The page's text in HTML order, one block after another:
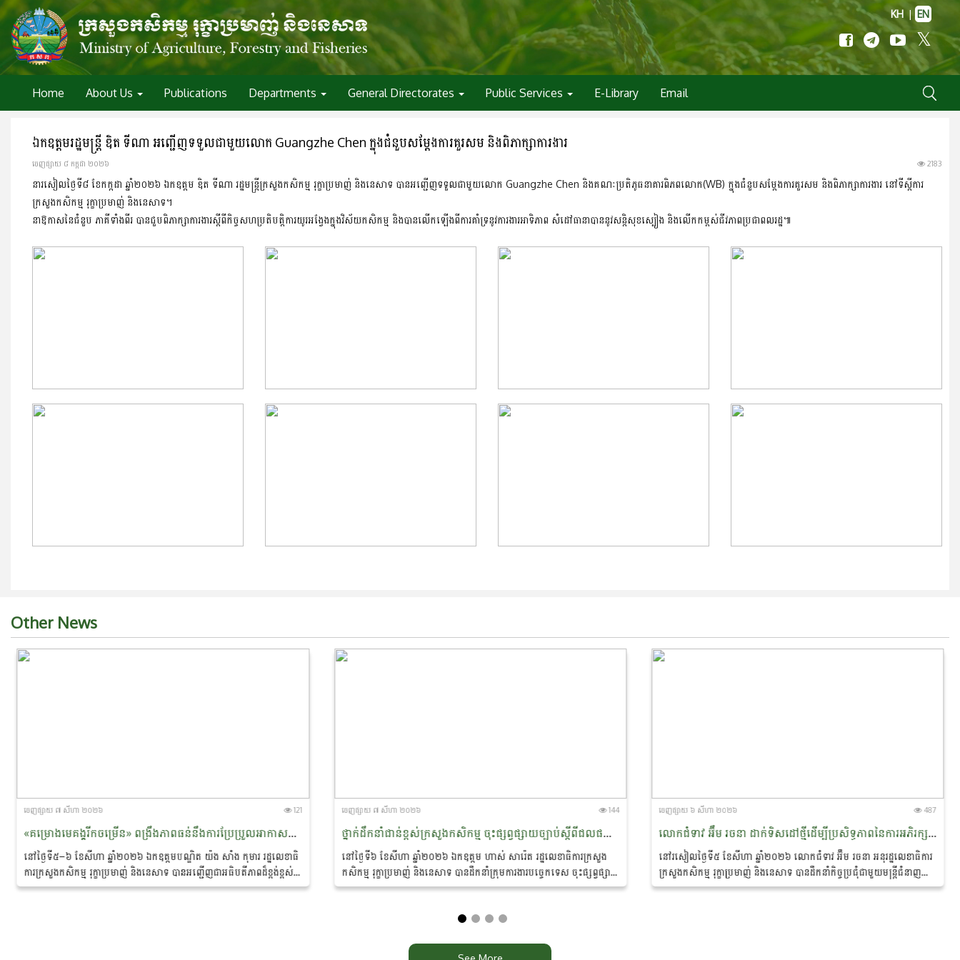
KH | EN
Home About Us Publications Departments General Directorates Public Services E-Library Email
ឯកឧត្តមរដ្ឋមន្រ្តី ឌិត​ ទីណា​ អញ្ជើញទទួលជាមួយលោក Guangzhe Chen ក្នុងជំនួបសម្តែងការគួរសម​ និងពិភាក្សាការងារ
ចេញ​ផ្សាយ​ ៨ កក្កដា ២០២៦ 2183
នារសៀលថ្ងៃទី៨​ ខែកក្កដា​ ឆ្នាំ២០២៦​ ឯកឧត្តម ឌិត​ ទីណា​ រដ្ឋមន្រ្តី​ក្រសួងកសិកម្ម​ រុក្ខាប្រមាញ់​ និងនេសាទ​ បានអញ្ជើញទទួលជាមួយលោក Guangzhe Chen និងគណៈប្រតិភូធនាគារពិភពលោក(WB) ក្នុងជំនួបសម្តែងការគួរសម​ និងពិភាក្សាការងារ​ នៅទីស្តីការ
ក្រសួងកសិកម្ម​ រុក្ខាប្រមាញ់​ និងនេសាទ។
នាឱកាសនៃជំនួប​ ភាគីទាំងពីរ​ បានជួបពិភាក្សាការងារស្តីពីកិច្ចសហប្រតិបត្តិការយូរអង្វែង​ក្នុងវិស័យកសិកម្ម​ និងបានលើកឡើងពីការគាំទ្រ​នូវការងារអាទិភាព​ សំដៅធានាបាននូវសន្តិសុខស្បៀង​ និងលើកកម្ពស់ជីវភាពប្រជាពលរដ្ឋ​៕
Other News
ចេញ​ផ្សាយ​ ៧ សីហា ២០២៦ 121
«គម្រោងមេគង្គរីកចម្រើន» ពង្រឹងភាពធន់នឹងការប្រែប្រួល​អាកាស​​ធាតុ និងលើកកម្ពស់ជីវភាពសហគមន៍ជនជាតិភាគតិច នៅខេត្តរតនគិរី និងមណ្ឌលគិរី
នៅថ្ងៃទី៥–៦ ខែសីហា ឆ្នាំ២០២៦ ឯកឧត្ដមបណ្ឌិត យ៉ង សាំង កុមារ រដ្ឋលេខាធិ
ការក្រសួងកសិកម្ម រុក្ខាប្រមាញ់ និងនេសាទ បាន​អញ្ជើញជាអធិបតីភាពដ៏ខ្ពង់ខ្ពស់
ក្នុង «សិក្ខាសាលាឆ្លុះ​បញ្ចាំង​ការ​សហការគ្នារវាងមន្ត្រីកសិកម្មឃុំ...
ចេញ​ផ្សាយ​ ៧ សីហា ២០២៦ 144
ថ្នាក់ដឹកនាំជាន់ខ្ពស់ក្រសួងកសិកម្ម ចុះផ្សព្វផ្សាយច្បាប់​ស្តី​ពីជលផល និងការប្រើប្រាស់ឧបករណ៍នេសាទស្របច្បាប់ ជូនប្រជាពលរដ្ឋ នៅស្រុកកំពង់លែង ខេត្តកំពង់ឆ្នាំង
នៅថ្ងៃទី៦ ខែសីហា ឆ្នាំ២០២៦ ឯកឧត្តម ហាស់ សារ៉េត រដ្ឋ​លេខា​ធិការ​ក្រសួង
កសិកម្ម រុក្ខាប្រមាញ់ និងនេសាទ បានដឹកនាំ​ក្រុម​ការងារបច្ចេកទេស ចុះផ្សព្វផ្សាយ
ច្បាប់ស្តីពីជលផល...
ចេញ​ផ្សាយ​ ៦ សីហា ២០២៦ 487
លោកជំទាវ អ៊ឹម រចនា ដាក់ទិសដៅថ្មីដើម្បីប្រសិទ្ធភាពនៃការអភិរក្ស​ផ្សោត​ទន្លេមេគង្គ និងផ្តាំផ្ញើឱ្យឆ្មាំទន្លេយកចិត្តទុកដាក់លើសុវត្ថិភាព​ពេលចេញល្បាតក្នុងរដូវវស្សា
នៅរសៀលថ្ងៃទី៥ ខែសីហា ឆ្នាំ២០២៦ លោកជំទាវ អ៊ឹម រចនា អនុរដ្ឋ​លេខាធិការ
ក្រសួងកសិកម្ម រុក្ខាប្រមាញ់ និងនេសាទ បានដឹកនាំកិច្ចប្រជុំជាមួយមន្ត្រីជំនាញ
ដែលមានលោកបណ្ឌិត...